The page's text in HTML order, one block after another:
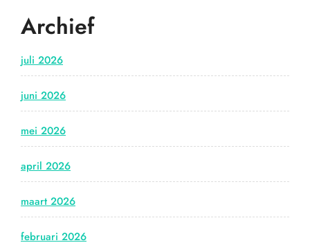
Archief
juli 2026
juni 2026
mei 2026
april 2026
maart 2026
februari 2026